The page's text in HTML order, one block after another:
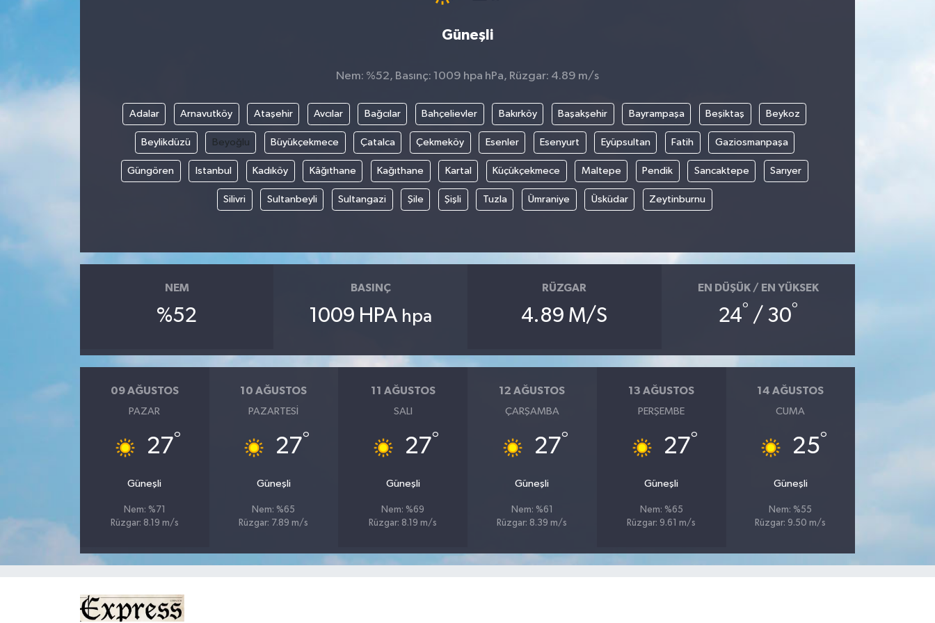
Güneşli
Nem: %52, Basınç: 1009 hpa hPa, Rüzgar: 4.89 m/s
Adalar Arnavutköy Ataşehir Avcılar Bağcılar Bahçelievler Bakırköy Başakşehir Bayrampaşa Beşiktaş Beykoz
Beylikdüzü Beyoğlu Büyükçekmece Çatalca Çekmeköy Esenler Esenyurt Eyüpsultan Fatih Gaziosmanpaşa
Güngören Istanbul Kadıköy Kâğıthane Kağıthane Kartal Küçükçekmece Maltepe Pendik Sancaktepe Sarıyer
Silivri Sultanbeyli Sultangazi Şile Şişli Tuzla Ümraniye Üsküdar Zeytinburnu
NEM
%52
BASINÇ
1009 HPA hpa
RÜZGAR
4.89 M/S
EN DÜŞÜK / EN YÜKSEK
24° / 30°
09 AĞUSTOS
PAZAR
27°
Güneşli
Nem: %71
Rüzgar: 8.19 m/s
10 AĞUSTOS
PAZARTESI
27°
Güneşli
Nem: %65
Rüzgar: 7.89 m/s
11 AĞUSTOS
SALI
27°
Güneşli
Nem: %69
Rüzgar: 8.19 m/s
12 AĞUSTOS
ÇARŞAMBA
27°
Güneşli
Nem: %61
Rüzgar: 8.39 m/s
13 AĞUSTOS
PERŞEMBE
27°
Güneşli
Nem: %65
Rüzgar: 9.61 m/s
14 AĞUSTOS
CUMA
25°
Güneşli
Nem: %55
Rüzgar: 9.50 m/s
GİRNE
SPOR
TATLISU
TEKNOLOJİ